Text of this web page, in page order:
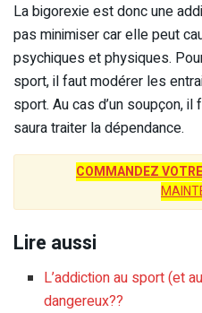
La bigorexie est donc une
pas minimiser car elle peut
psychiques et physiques.
sport, il faut modérer les
sport. Au cas d’un soupçon,
saura traiter la dépendance.
COMMANDEZ
Lire aussi
L’addiction au sport (et
dangereux??